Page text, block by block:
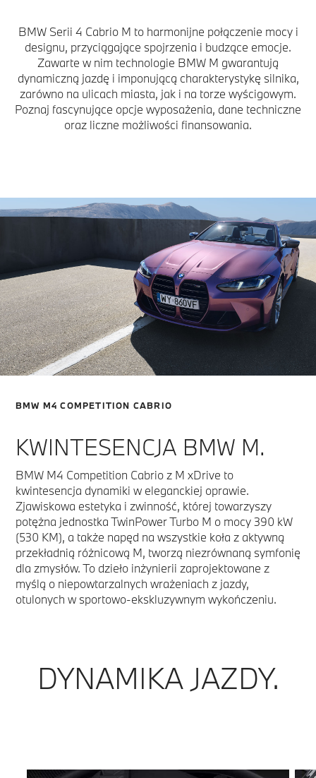
BMW Serii 4 Cabrio M to harmonijne połączenie mocy i
designu, przyciągające spojrzenia i budzące emocje.
Zawarte w nim technologie BMW M gwarantują
dynamiczną jazdę i imponującą charakterystykę silnika,
zarówno na ulicach miasta, jak i na torze wyścigowym.
Poznaj fascynujące opcje wyposażenia, dane techniczne
oraz liczne możliwości finansowania.
BMW M4 COMPETITION CABRIO
KWINTESENCJA BMW M.
BMW M4 Competition Cabrio z M xDrive to
kwintesencja dynamiki w eleganckiej oprawie.
Zjawiskowa estetyka i zwinność, której towarzyszy
potężna jednostka TwinPower Turbo M o mocy 390 kW
(530 KM), a także napęd na wszystkie koła z aktywną
przekładnią różnicową M, tworzą niezrównaną symfonię
dla zmysłów. To dzieło inżynierii zaprojektowane z
myślą o niepowtarzalnych wrażeniach z jazdy,
otulonych w sportowo-ekskluzywnym wykończeniu.
DYNAMIKA JAZDY.